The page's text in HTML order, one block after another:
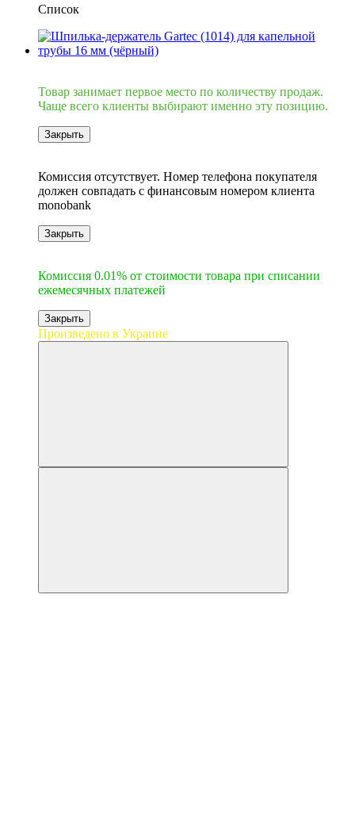
Список
Товар занимает первое место по количеству продаж.
Чаще всего клиенты выбирают именно эту позицию.
Закрыть
Комиссия отсутствует. Номер телефона покупателя
должен совпадать с финансовым номером клиента
monobank
Закрыть
Комиссия 0.01% от стоимости товара при списании
ежемесячных платежей
Закрыть
Произведено в Украине